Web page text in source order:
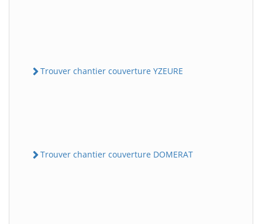
Trouver chantier couverture YZEURE
Trouver chantier couverture DOMERAT